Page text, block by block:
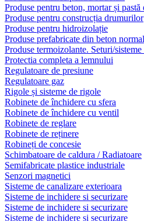
Produse pentru beton, mortar și pastă
Produse pentru construcția drumurilor
Produse pentru hidroizolație
Produse prefabricate din beton
Produse termoizolante. Seturi/
Protectia completa a lemnului
Regulatoare de presiune
Regulatoare gaz
Rigole și sisteme de rigole
Robinete de închidere cu sfera
Robinete de închidere cu ventil
Robinete de reglare
Robinete de reținere
Robineți de concesie
Schimbatoare de caldura / Radiatoare
Semifabricate plastice industriale
Senzori magnetici
Sisteme de canalizare exterioara
Sisteme de inchidere si securizare
Sisteme de inchidere si securizare
Sisteme de inchidere si securizare